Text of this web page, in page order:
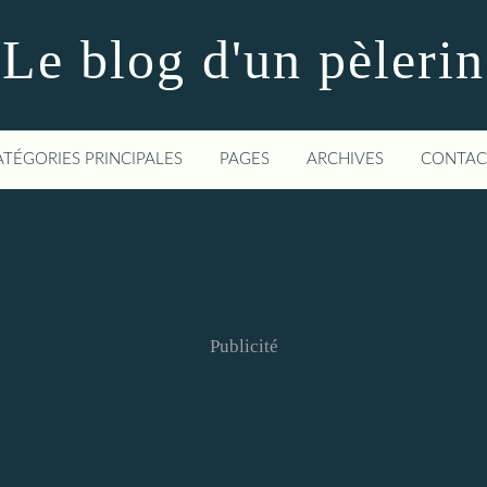
Le blog d'un pèlerin
PRINCIPALES PAGES ARCHIVES
Publicité